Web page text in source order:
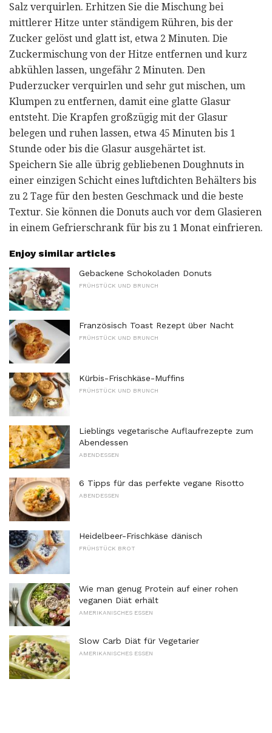
Salz verquirlen. Erhitzen Sie die Mischung bei
mittlerer Hitze unter ständigem Rühren, bis der
Zucker gelöst und glatt ist, etwa 2 Minuten. Die
Zuckermischung von der Hitze entfernen und kurz
abkühlen lassen, ungefähr 2 Minuten. Den
Puderzucker verquirlen und sehr gut mischen, um
Klumpen zu entfernen, damit eine glatte Glasur
entsteht. Die Krapfen großzügig mit der Glasur
belegen und ruhen lassen, etwa 45 Minuten bis 1
Stunde oder bis die Glasur ausgehärtet ist.
Speichern Sie alle übrig gebliebenen Doughnuts in
einer einzigen Schicht eines luftdichten Behälters bis
zu 2 Tage für den besten Geschmack und die beste
Textur. Sie können die Donuts auch vor dem Glasieren
in einem Gefrierschrank für bis zu 1 Monat einfrieren.
Enjoy similar articles
Gebackene Schokoladen Donuts
FRÜHSTÜCK UND BRUNCH
Französisch Toast Rezept über Nacht
FRÜHSTÜCK UND BRUNCH
Kürbis-Frischkäse-Muffins
FRÜHSTÜCK UND BRUNCH
Lieblings vegetarische Auflaufrezepte zum
Abendessen
ABENDESSEN
6 Tipps für das perfekte vegane Risotto
ABENDESSEN
Heidelbeer-Frischkäse dänisch
FRÜHSTÜCK BROT
Wie man genug Protein auf einer rohen
veganen Diät erhält
AMERIKANISCHES ESSEN
Slow Carb Diät für Vegetarier
AMERIKANISCHES ESSEN